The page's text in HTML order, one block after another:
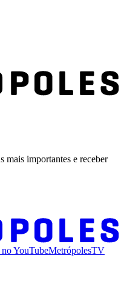
mais importantes e receber
YouTubeMetrópolesTV